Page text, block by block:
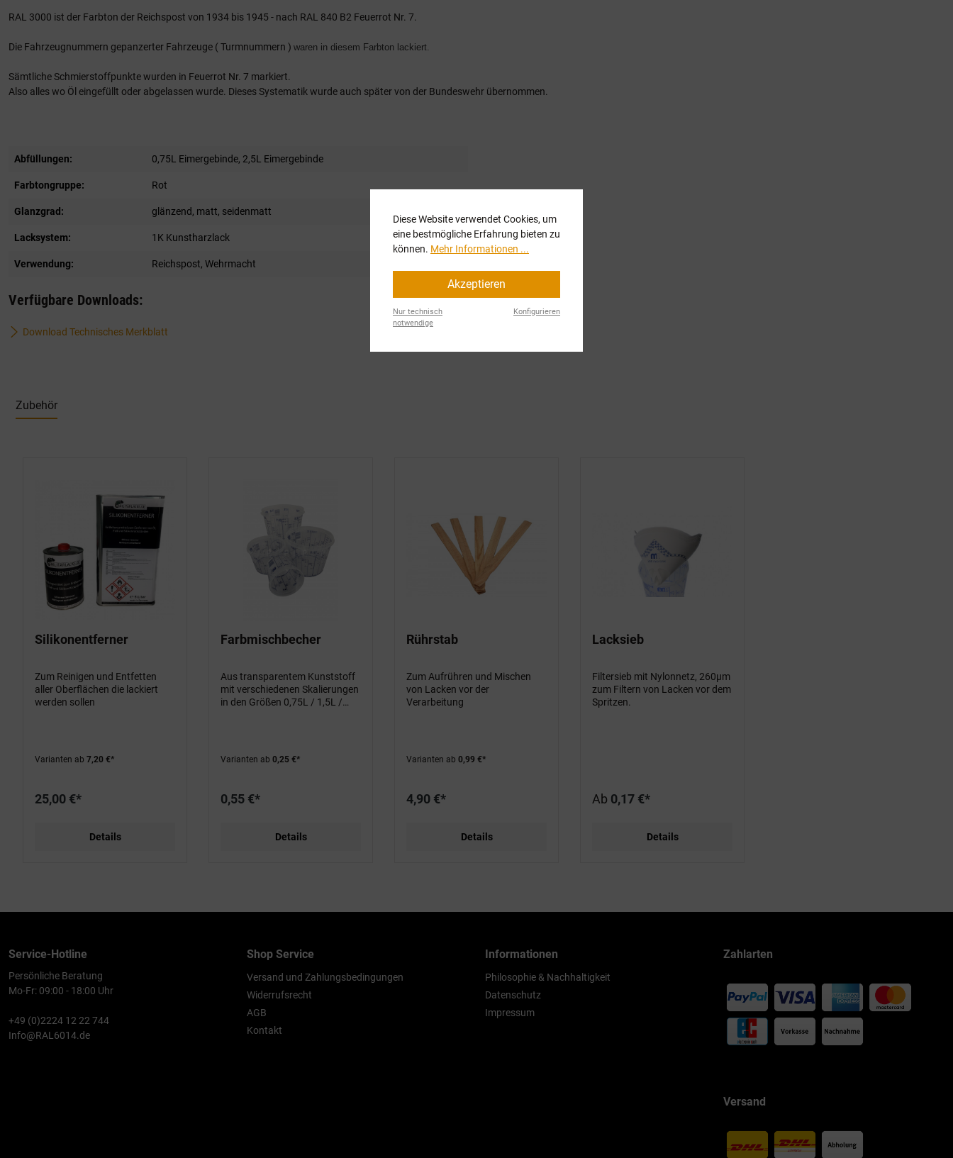
RAL 3000 ist der Farbton der Reichspost von 1934 bis 1945 - nach RAL 840 B2 Feuerrot Nr. 7.
Die Fahrzeugnummern gepanzerter Fahrzeuge ( Turmnummern ) waren in diesem Farbton lackiert.
Sämtliche Schmierstoffpunkte wurden in Feuerrot Nr. 7 markiert.
Also alles wo Öl eingefüllt oder abgelassen wurde. Dieses Systematik wurde auch später von der Bundeswehr übernommen.
Abfüllungen: 0,75L Eimergebinde, 2,5L Eimergebinde
Farbtongruppe: Rot
Glanzgrad: glänzend, matt, seidenmatt
Lacksystem: 1K Kunstharzlack
Verwendung: Reichspost, Wehrmacht
Verfügbare Downloads:
Download Technisches Merkblatt
Zubehör
Silikonentferner
Zum Reinigen und Entfetten
aller Oberflächen die lackiert
werden sollen
Varianten ab 7,20 €*
25,00 €*
Details
Farbmischbecher
Aus transparentem Kunststoff
mit verschiedenen Skalierungen
in den Größen 0,75L / 1,5L /
Varianten ab 0,25 €*
0,55 €*
Details
Rührstab
Zum Aufrühren und Mischen
von Lacken vor der
Verarbeitung
Varianten ab 0,99 €*
4,90 €*
Details
Lacksieb
Filtersieb mit Nylonnetz, 260µm
zum Filtern von Lacken vor dem
Spritzen.
Ab 0,17 €*
Details
Service-Hotline
Persönliche Beratung
Mo-Fr: 09:00 - 18:00 Uhr
+49 (0)2224 12 22 744
Info@RAL6014.de
Shop Service
Versand und Zahlungsbedingungen
Widerrufsrecht
AGB
Kontakt
Informationen
Philosophie & Nachhaltigkeit
Datenschutz
Impressum
Zahlarten
Versand
Diese Website verwendet Cookies, um
eine bestmögliche Erfahrung bieten zu
können. Mehr Informationen ...
Akzeptieren
Nur technisch
notwendige
Konfigurieren